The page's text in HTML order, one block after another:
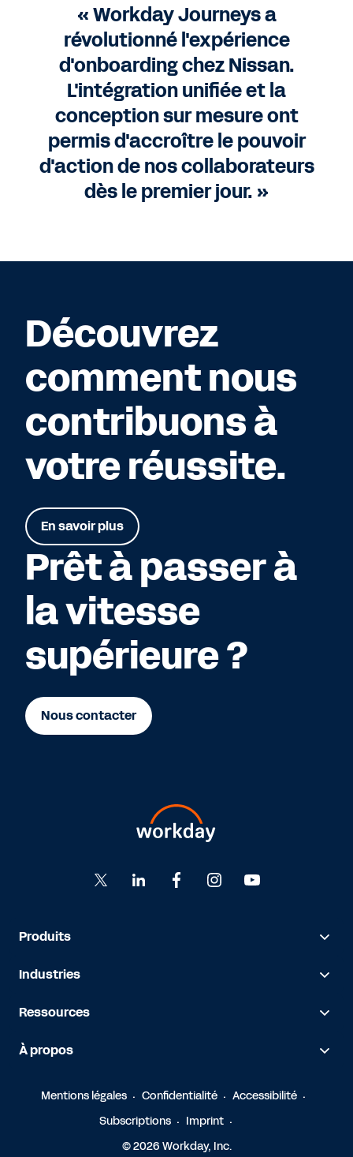
« Workday Journeys a
révolutionné l'expérience
d'onboarding chez Nissan.
L'intégration unifiée et la
conception sur mesure ont
permis d'accroître le pouvoir
d'action de nos collaborateurs
dès le premier jour. »
Découvrez
comment nous
contribuons à
votre réussite.
En savoir plus
Prêt à passer à
la vitesse
supérieure ?
Nous contacter
Produits
Industries
Ressources
À propos
Mentions légales Confidentialité
Accessibilité
Subscriptions
Imprint
© 2026 Workday, Inc.